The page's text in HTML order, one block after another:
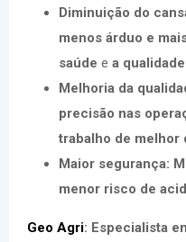
Diminuição do
menos árduo e
saúde e a
Melhoria da
precisão nas
trabalho de melhor
Maior segurança:
menor risco de
Geo Agri: Especialista